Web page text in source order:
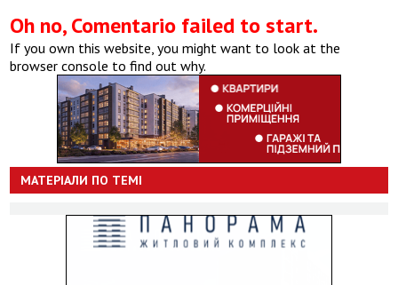
Oh no, Comentario failed to start.
If you own this website, you might want to look at the
browser console to find out why.
МАТЕРІАЛИ ПО ТЕМІ